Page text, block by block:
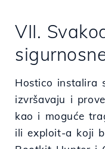
VII.
Hostico instalira
izvršavaju i
kao i moguće
ili exploit-a koji